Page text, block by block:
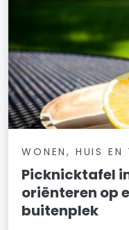
WONEN, HUIS EN
Picknicktafel
oriënteren op
buitenplek